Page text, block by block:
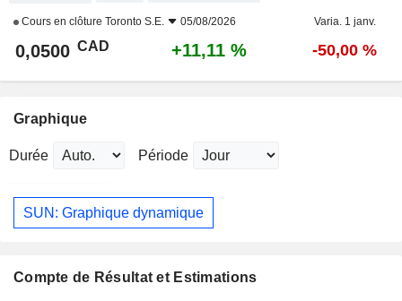
Cours en clôture Toronto S.E. 05/08/2026 Varia. 1 janv.
0,0500 CAD +11,11 % -50,00 %
Graphique
Durée Période
SUN: Graphique dynamique
Compte de Résultat et Estimations